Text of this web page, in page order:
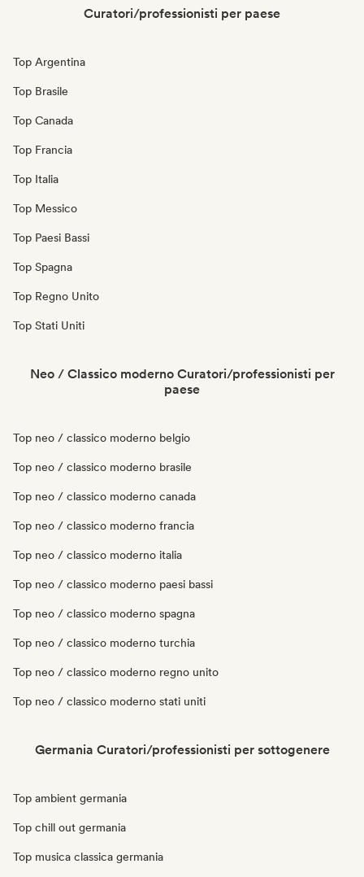
Curatori/professionisti per paese
Top Argentina
Top Brasile
Top Canada
Top Francia
Top Italia
Top Messico
Top Paesi Bassi
Top Spagna
Top Regno Unito
Top Stati Uniti
Neo / Classico moderno Curatori/professionisti per
paese
Top neo / classico moderno belgio
Top neo / classico moderno brasile
Top neo / classico moderno canada
Top neo / classico moderno francia
Top neo / classico moderno italia
Top neo / classico moderno paesi bassi
Top neo / classico moderno spagna
Top neo / classico moderno turchia
Top neo / classico moderno regno unito
Top neo / classico moderno stati uniti
Germania Curatori/professionisti per sottogenere
Top ambient germania
Top chill out germania
Top musica classica germania